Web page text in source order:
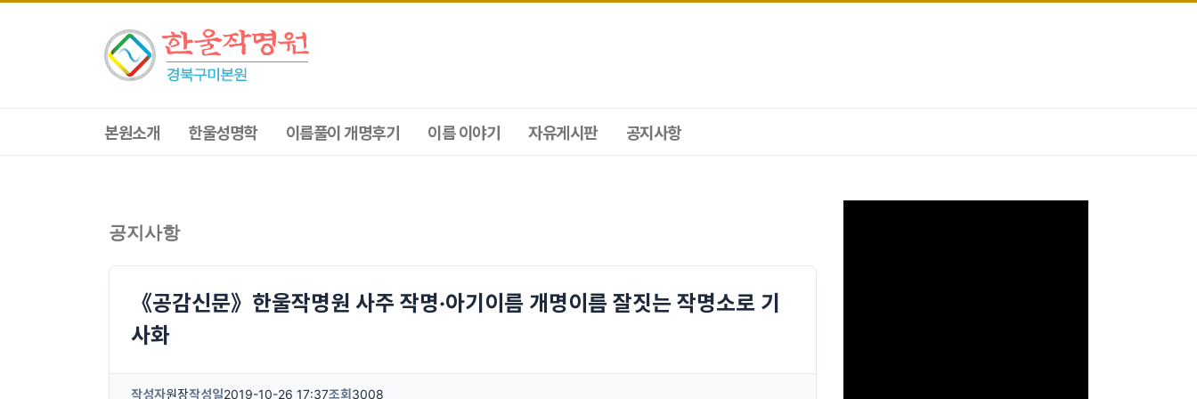
본원소개 한울성명학 이름풀이 개명후기 이름 이야기 자유게시판 공지사항
공지사항
《공감신문》한울작명원 사주 작명·아기이름 개명이름 잘짓는 작명소로 기
사화
작성자원장작성일2019-10-26 17:37조회 3008